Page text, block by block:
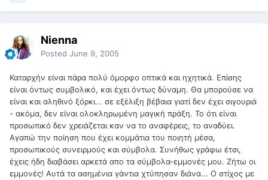
Nienna
Posted June 9, 2005
Καταρχήν είναι πάρα πολύ όμορφο οπτικά και ηχητικά. Επίσης
είναι όντως συμβολικό, και έχει όντως δύναμη. Θα μπορούσε να
είναι και αληθινό ξόρκι... σε εξέλιξη βέβαια γιατί δεν έχει σιγουριά
- ακόμα, δεν είναι ολοκληρωμένη μαγική πράξη. Το ότι είναι
προσωπικό δεν χρειάζεται καν να το αναφέρεις, το αναδύει.
Αγαπώ την ποίηση που έχει κομμάτια του ποιητή μέσα,
προσωπικούς συνειρμούς και σύμβολα. Συνήθως γράφω έτσι,
έχεις ήδη διαβάσει αρκετά απο τα σύμβολα-εμμονές μου. Ζήτω οι
εμμονές! Αυτά τα ασημένια γάντια χτύπησαν διάνα... Ο στίχος με